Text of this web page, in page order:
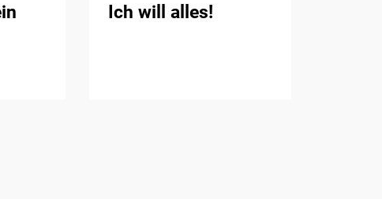
Ich will alles!